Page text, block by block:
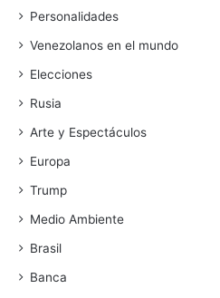
Personalidades
Venezolanos en el mundo
Elecciones
Rusia
Arte y Espectáculos
Europa
Trump
Medio Ambiente
Brasil
Banca